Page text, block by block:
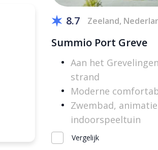
8.7 Zeeland,
Summio Port Greve
Aan het
strand
Moderne
Zwembad,
indoorspeeltuin
Vergelijk